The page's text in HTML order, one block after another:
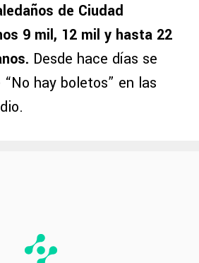
de Ciudad
9 mil, 12 mil y hasta 22
Desde hace días se
hay boletos” en las